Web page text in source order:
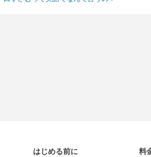
はじめる前に 料